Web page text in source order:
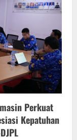
Perkuat
Kepatuhan